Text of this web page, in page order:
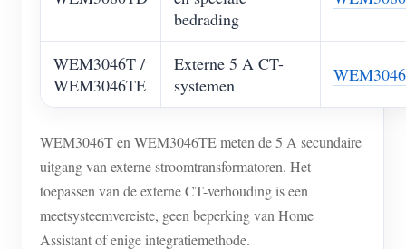
bedrading
WEM3046T /
WEM3046TE
Externe 5 A CT-
systemen
WEM3046T en WEM3046TE meten de 5 A secundaire
uitgang van externe stroomtransformatoren. Het
toepassen van de externe CT-verhouding is een
meetsysteemvereiste, geen beperking van Home
Assistant of enige integratiemethode.